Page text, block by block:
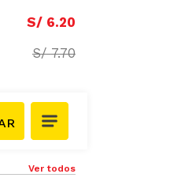
S/ 6.20
S/ 7.70
Ver todos